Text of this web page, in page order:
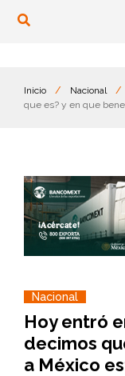
Inicio / Nacional /
que es? y en que
Nacional
Hoy entró
decimos
a México